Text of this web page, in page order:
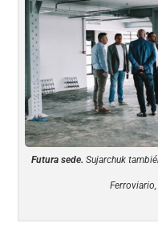
Futura sede. Sujarchuk
Ferroviario,